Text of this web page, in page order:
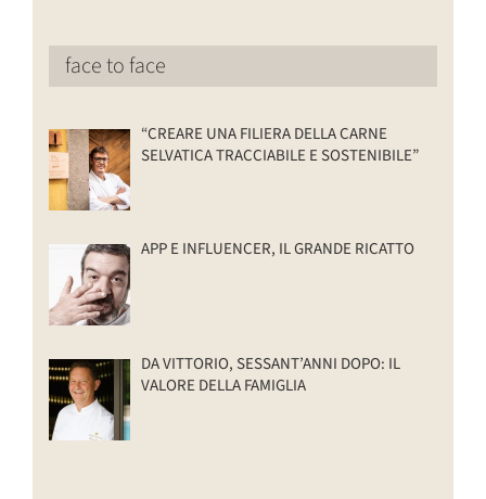
face to face
“CREARE UNA FILIERA DELLA CARNE
SELVATICA TRACCIABILE E SOSTENIBILE”
APP E INFLUENCER, IL GRANDE RICATTO
DA VITTORIO, SESSANT’ANNI DOPO: IL
VALORE DELLA FAMIGLIA